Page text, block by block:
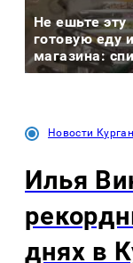
Не ешьте эту
готовую еду
магазина:
Новости
Илья
днях в